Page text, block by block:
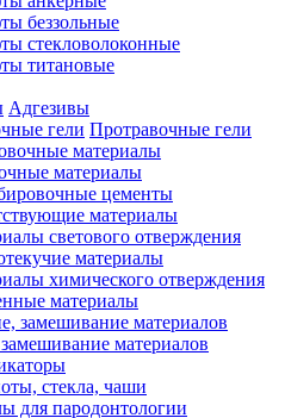
беззольные
стекловолоконные
титановые
Адгезивы
Протравочные гели
материалы
цементы
материалы
светового отверждения
материалы
химического отверждения
материалы
материалов
стекла, чаши